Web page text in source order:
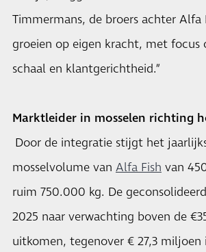
Timmermans, de broers achter Alfa
groeien op eigen kracht, met focus
schaal en klantgerichtheid.”
Marktleider in mosselen richting
Door de integratie stijgt het
mosselvolume van Alfa Fish van
ruim 750.000 kg. De
2025 naar verwachting boven de
uitkomen, tegenover € 27,3 miljoen